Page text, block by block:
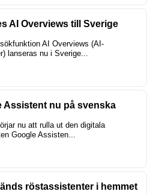
AI Overviews till Sverige
AI Overviews (AI-
lanseras nu i Sverige...
Assistent nu på svenska
nu att rulla ut den digitala
Google Assisten...
röstassistenter i hemmet